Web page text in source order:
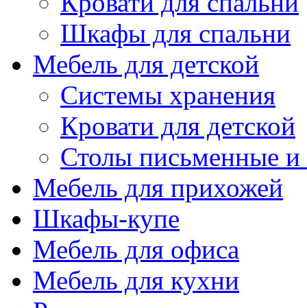
Шкафы для спальни
Мебель для детской
Системы хранения
Кровати для детской
Столы письменные
Мебель для прихожей
Шкафы-купе
Мебель для офиса
Мебель для кухни